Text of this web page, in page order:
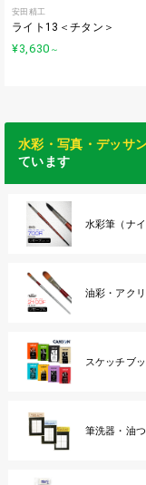
安田精工
ライト13＜チタン＞
¥3,630 ～
水彩・写真・デッサ
ています
水彩筆（ナ
油彩・アク
スケッチブ
筆洗器・油